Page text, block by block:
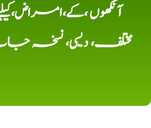
آنکھوں
مختلف، دیسی، نسخہ